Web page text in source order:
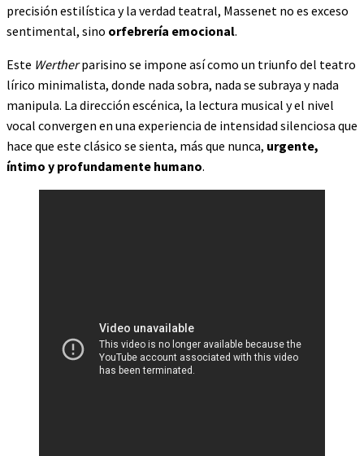
precisión estilística y la verdad teatral, Massenet no es exceso
sentimental, sino orfebrería emocional.
Este Wertherparisino se impone así como un triunfo del teatro
lírico minimalista, donde nada sobra, nada se subraya y nada
manipula. La dirección escénica, la lectura musical y el nivel
vocal convergen en una experiencia de intensidad silenciosa que
hace que este clásico se sienta, más que nunca, urgente,
íntimo y profundamente humano.